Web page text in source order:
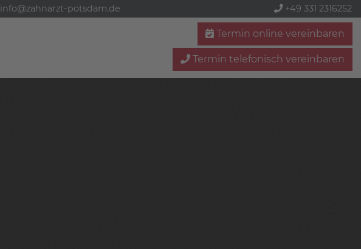
info@zahnarzt-potsdam.de +49 331 2316252
Termin online vereinbaren
Termin telefonisch vereinbaren